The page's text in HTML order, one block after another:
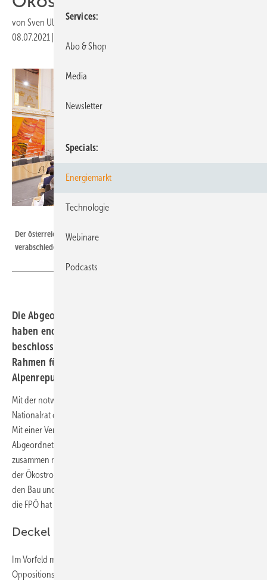
von Sven Ullrich
08.07.2021
Der österreichische Nationalrat hat in seiner 115. Sitzung das EAG endlich
verabschiedet.
Die Abgeordneten des österreichischen Nationalrats
haben endlich das Erneuerbaren-Ausbau-Gesetz
beschlossen. Es stellt die Förderung und den rechtlichen
Rahmen für die Photovoltaik und Windkraft in der
Alpenrepublik auf neue Beine.
Mit der notwendigen Zweidrittelmehrheit hat der österreichische
Nationalrat das Erneuerbaren-Ausbau-Gesetz (EAG) verabschiedet.
Mit einer Verspätung von einem halben Jahr haben die
Abgeordneten der Regierungskoalition aus ÖVP und Grünen
zusammen mit der Fraktion der SPÖ und den NEOS die Neuregelung
der Ökostromförderung und der rechtlichen Rahmenbedingungen für
den Bau und Betrieb unter anderem von Solaranlagen gebilligt. Nur
die FPÖ hat gegen das Gesetz gestimmt.
Deckel bei Ökostromabgabe eingezogen
Im Vorfeld musste die Regierungskoalition noch mit den beiden
Oppositionsparteien SPÖ und NEOS verhandeln, um die notwendigen
Services
Abo & Shop
Media
Newsletter
Specials
Energiemarkt
Technologie
Webinare
Podcasts